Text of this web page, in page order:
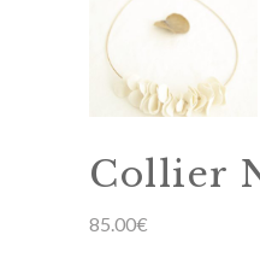
Collier
85.00€